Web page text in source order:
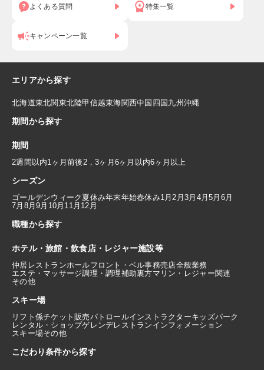
よくある質問 特集一覧
キャンペーン一覧
エリアから探す
北海道東北関東北陸甲信越東海関西中国 四国九州沖縄
期間から探す
期間
2週間以内1ヶ月前後 2，3ヶ月 6ヶ月以内6ヶ月以上
シーズン
ゴールデンウィーク 夏休み年末年始春休み1月 2月3月 4月5月 6月
7月 8月9月 10月 11月 12月
職種から探す
ホテル・旅館・飲食店・レジャー施設等
仲居 レストランホールフロント・ベル事務売店全般業務
エステ・マッサージ調理・調理補助裏方マリン・レジャー関連
その他
スキー場
リフト係チケット販売パトロールインストラクターキッズパーク
レンタル・ショップゲレンデレストラン インフォメーション
スキー場その他
こだわり条件から探す